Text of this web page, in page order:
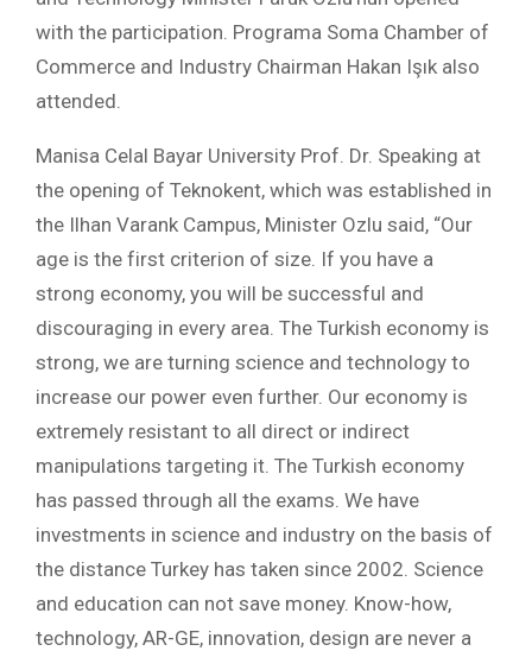
with the participation. Programa Soma Chamber of
Commerce and Industry Chairman Hakan Işık also
attended.
Manisa Celal Bayar University Prof. Dr. Speaking at
the opening of Teknokent, which was established in
the Ilhan Varank Campus, Minister Ozlu said, “Our
age is the first criterion of size. If you have a
strong economy, you will be successful and
discouraging in every area. The Turkish economy is
strong, we are turning science and technology to
increase our power even further. Our economy is
extremely resistant to all direct or indirect
manipulations targeting it. The Turkish economy
has passed through all the exams. We have
investments in science and industry on the basis of
the distance Turkey has taken since 2002. Science
and education can not save money. Know-how,
technology, AR-GE, innovation, design are never a